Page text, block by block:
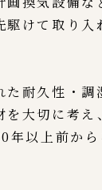
駆けて取り入
耐久性・調
を大切に考え
年以上前から